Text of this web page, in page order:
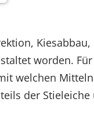
worden.
welchen
der